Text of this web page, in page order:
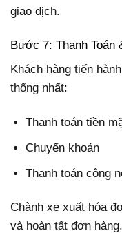
giao dịch.
Bước 7: Thanh Toán
Khách hàng tiến
thống nhất:
Thanh toán tiền
Chuyển khoản
Thanh toán công
Chành xe xuất hóa
và hoàn tất đơn hàng.